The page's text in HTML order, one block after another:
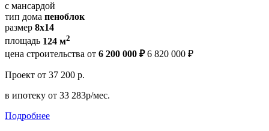
с мансардой
тип дома пеноблок
размер 8х14
площадь 124 м2
цена строительства от 6 200 000 ₽ 6 820 000 ₽
Проект от 37 200 р.
в ипотеку от 33 283р/мес.
Подробнее